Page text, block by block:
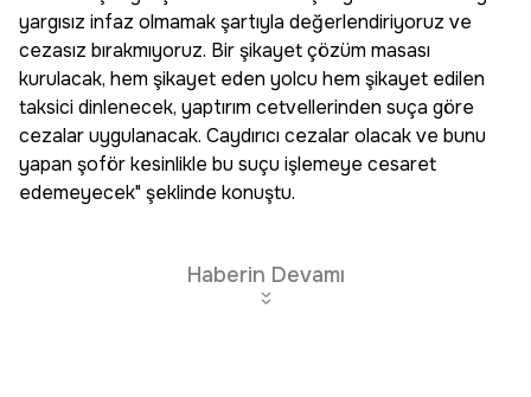
yargısız infaz olmamak şartıyla değerlendiriyoruz ve
cezasız bırakmıyoruz. Bir şikayet çözüm masası
kurulacak, hem şikayet eden yolcu hem şikayet edilen
taksici dinlenecek, yaptırım cetvellerinden suça göre
cezalar uygulanacak. Caydırıcı cezalar olacak ve bunu
yapan şoför kesinlikle bu suçu işlemeye cesaret
edemeyecek" şeklinde konuştu.
Haberin Devamı